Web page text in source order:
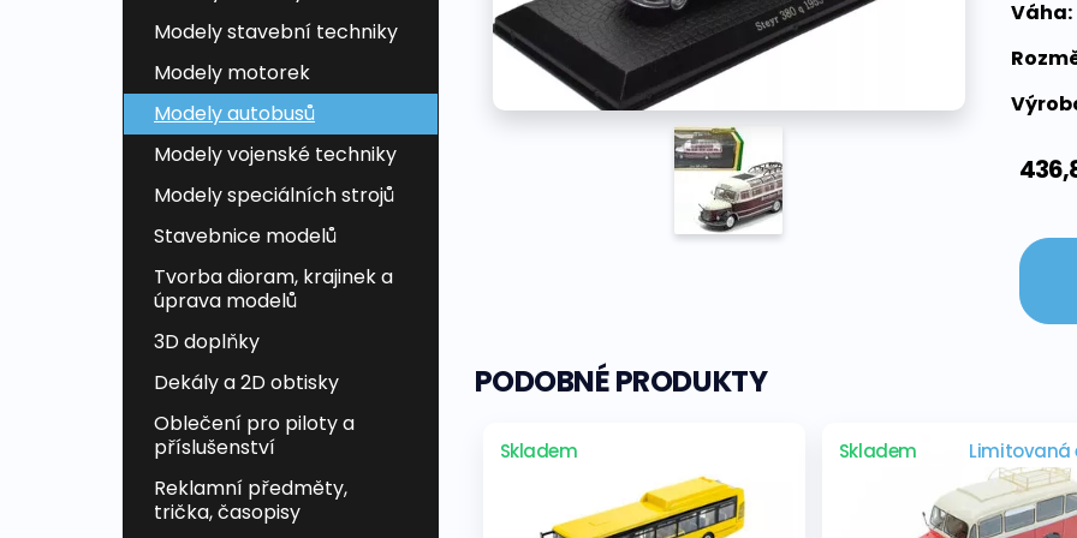
Modely stavební techniky
Modely motorek
Modely autobusů
Modely vojenské techniky
Modely speciálních strojů
Stavebnice modelů
Tvorba dioram, krajinek a
úprava modelů
3D doplňky
Dekály a 2D obtisky
Oblečení pro piloty a
příslušenství
Reklamní předměty,
trička, časopisy
Váha:
PODOBNÉ PRODUKTY
Skladem Skladem Limitovaná